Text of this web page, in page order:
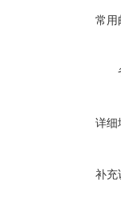
常用
详细
补充